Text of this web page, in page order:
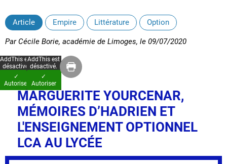
Article Empire Littérature Option
Par Cécile Borie, académie de Limoges, le 09/07/2020
AddThis est
désactivé.
✓
Autoriser
AddThis est
désactivé.
✓
Autoriser
MARGUERITE YOURCENAR,
MÉMOIRES D’HADRIEN ET
L'ENSEIGNEMENT OPTIONNEL
LCA AU LYCÉE